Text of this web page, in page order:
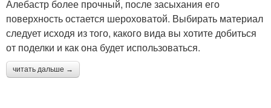
Алебастр более прочный, после засыхания его
поверхность остается шероховатой. Выбирать материал
следует исходя из того, какого вида вы хотите добиться
от поделки и как она будет использоваться.
читать дальше →